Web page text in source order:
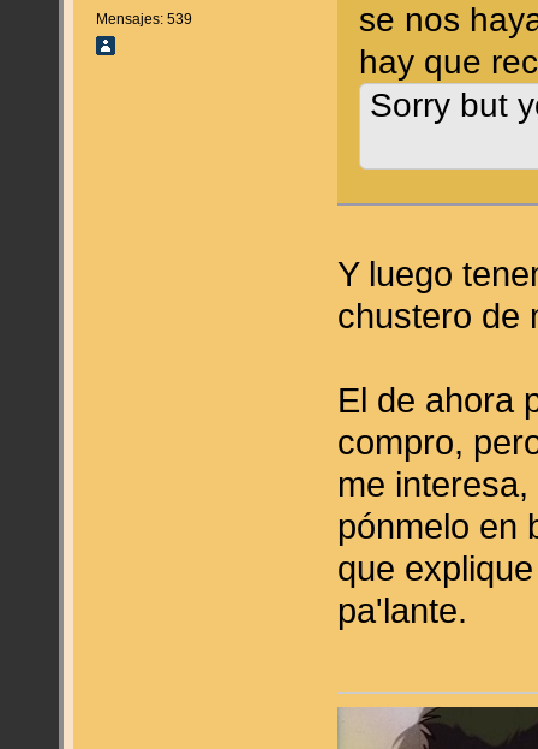
Mensajes: 539
se nos
hay que
Sorry but
Y luego
chustero de
El de ahora
compro,
me
pónmelo en
que
pa'lante.